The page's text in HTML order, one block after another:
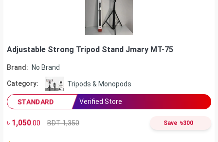
Adjustable Strong Tripod Stand Jmary MT-75
Brand: No Brand
Category: Tripods & Monopods
STANDARD Verified Store
৳ 1,050.00 BDT 1,350 Save ৳300